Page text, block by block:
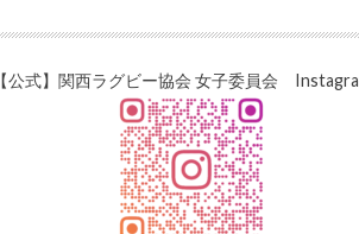
【公式】関西ラグビー協会 女子委員会